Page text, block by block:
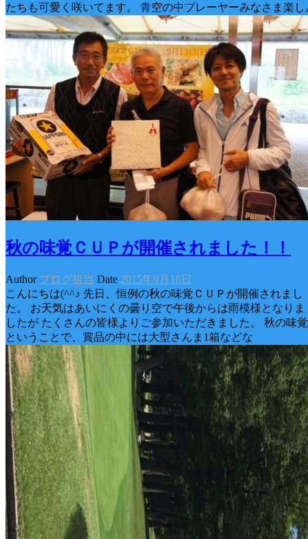
たちも可愛く咲いてます。 青空の中プレーヤーみなさま楽
秋の味覚ＣＵＰが開催されました！！
Author ブログ担当 Date 2015年9月16日
こんにちは(^^♪ 先日、恒例の秋の味覚ＣＵＰが開催されまし
た。 お天気はあいにくの曇り空で午後からは雨模様となりま
したが たくさんの皆様よりご参加いただきました。 秋の味覚
ということで、賞品の中には大型さんま1箱などな